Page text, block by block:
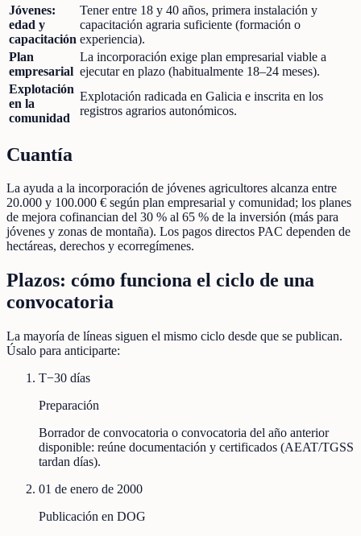
Jóvenes:
edad y
capacitación
Tener entre 18 y 40 años, primera instalación y
capacitación agraria suficiente (formación o
experiencia).
Plan
empresarial
La incorporación exige plan empresarial viable a
ejecutar en plazo (habitualmente 18–24 meses).
Explotación
en la
comunidad
Explotación radicada en Galicia e inscrita en los
registros agrarios autonómicos.
Cuantía
La ayuda a la incorporación de jóvenes agricultores alcanza entre
20.000 y 100.000 € según plan empresarial y comunidad; los planes
de mejora cofinancian del 30 % al 65 % de la inversión (más para
jóvenes y zonas de montaña). Los pagos directos PAC dependen de
hectáreas, derechos y ecorregímenes.
Plazos: cómo funciona el ciclo de una
convocatoria
La mayoría de líneas siguen el mismo ciclo desde que se publican.
Úsalo para anticiparte:
T−30 días
Preparación
Borrador de convocatoria o convocatoria del año anterior
disponible: reúne documentación y certificados (AEAT/TGSS
tardan días).
01 de enero de 2000
Publicación en DOG